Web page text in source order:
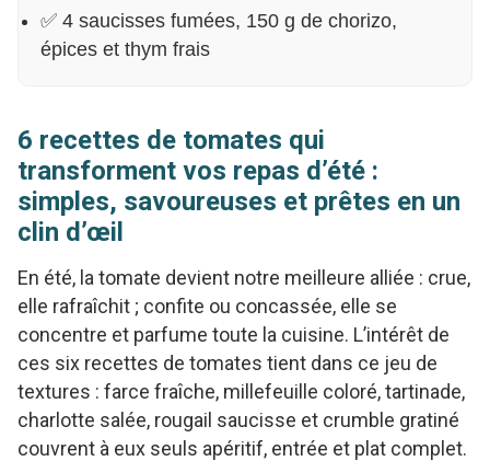
✅ 4 saucisses fumées, 150 g de chorizo,
épices et thym frais
6 recettes de tomates qui
transforment vos repas d’été :
simples, savoureuses et prêtes en un
clin d’œil
En été, la tomate devient notre meilleure alliée : crue,
elle rafraîchit ; confite ou concassée, elle se
concentre et parfume toute la cuisine. L’intérêt de
ces six recettes de tomates tient dans ce jeu de
textures : farce fraîche, millefeuille coloré, tartinade,
charlotte salée, rougail saucisse et crumble gratiné
couvrent à eux seuls apéritif, entrée et plat complet.